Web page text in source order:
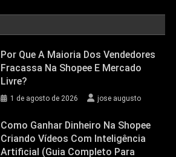
Por Que A Maioria Dos Vendedores
Fracassa Na Shopee E Mercado
Livre?
1 de agosto de 2026 jose augusto
Como Ganhar Dinheiro Na Shopee
Criando Vídeos Com Inteligência
Artificial (Guia Completo Para